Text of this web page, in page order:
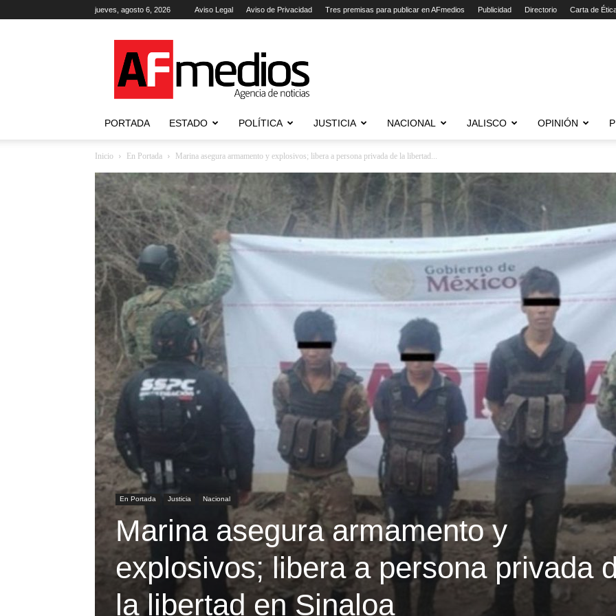
jueves, agosto 6, 2026 Aviso Legal Aviso de Privacidad Tres premisas para publicar en AFmedios Publicidad Directorio Carta de
Agencia
de
Noticias
PORTADA ESTADO POLÍTICA JUSTICIA NACIONAL JALISCO OPINIÓN
Inicio En Portada Marina asegura armamento y explosivos; libera a persona privada de la libertad...
En Portada Justicia Nacional
Marina asegura armamento y
explosivos; libera a persona privada
la libertad en Sinaloa